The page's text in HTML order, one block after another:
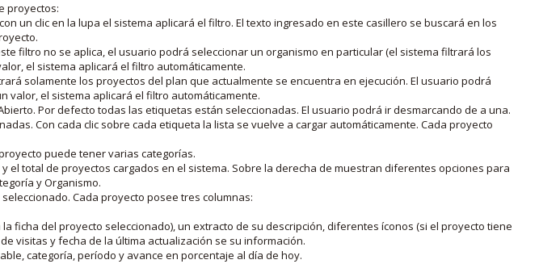
proyectos:
un clic en la lupa el sistema aplicará el filtro. El texto ingresado en este casillero se buscará en los
filtro no se aplica, el usuario podrá seleccionar un organismo en particular (el sistema filtrará los
el sistema aplicará el filtro automáticamente.
solamente los proyectos del plan que actualmente se encuentra en ejecución. El usuario podrá
valor, el sistema aplicará el filtro automáticamente.
Por defecto todas las etiquetas están seleccionadas. El usuario podrá ir desmarcando de a una.
Con cada clic sobre cada etiqueta la lista se vuelve a cargar automáticamente. Cada proyecto
puede tener varias categorías.
total de proyectos cargados en el sistema. Sobre la derecha de muestran diferentes opciones para
y Organismo.
Cada proyecto posee tres columnas:
ficha del proyecto seleccionado), un extracto de su descripción, diferentes íconos (si el proyecto tiene
visitas y fecha de la última actualización se su información.
categoría, período y avance en porcentaje al día de hoy.